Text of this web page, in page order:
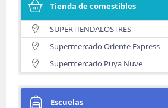
Tienda de comestibles
SUPERTIENDALOSTRES
Supermercado Oriente Express
Supermercado Puya Nuve
Escuelas